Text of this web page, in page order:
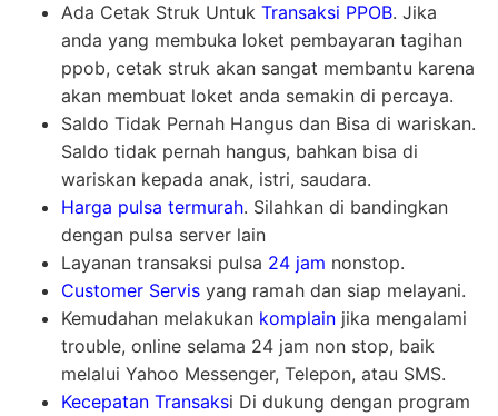
Ada Cetak Struk Untuk Transaksi PPOB. Jika
anda yang membuka loket pembayaran tagihan
ppob, cetak struk akan sangat membantu karena
akan membuat loket anda semakin di percaya.
Saldo Tidak Pernah Hangus dan Bisa di wariskan.
Saldo tidak pernah hangus, bahkan bisa di
wariskan kepada anak, istri, saudara.
Harga pulsa termurah. Silahkan di bandingkan
dengan pulsa server lain
Layanan transaksi pulsa 24 jam nonstop.
Customer Servis yang ramah dan siap melayani.
Kemudahan melakukan komplain jika mengalami
trouble, online selama 24 jam non stop, baik
melalui Yahoo Messenger, Telepon, atau SMS.
Kecepatan Transaksi Di dukung dengan program